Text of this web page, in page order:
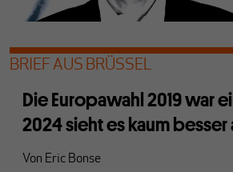
BRIEF AUS BRÜSSEL
Die Europawahl 2019 war
2024 sieht es kaum besser
Von Eric Bonse